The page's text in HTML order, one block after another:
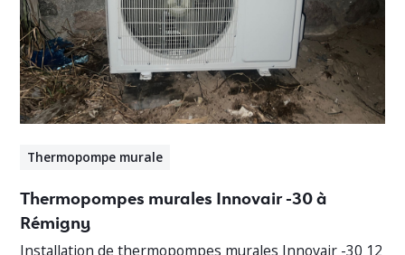
Thermopompe murale
Thermopompes murales Innovair -30 à
Rémigny
Installation de thermopompes murales Innovair -30 12